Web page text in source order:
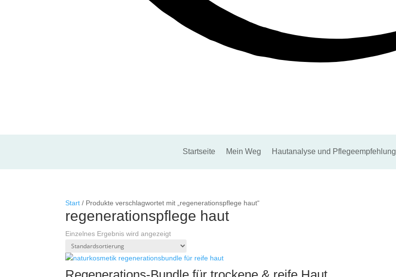
Startseite Mein Weg Hautanalyse und Pflegeempfehlung
Start / Produkte verschlagwortet mit „regenerationspflege haut“
regenerationspflege haut
Einzelnes Ergebnis wird angezeigt